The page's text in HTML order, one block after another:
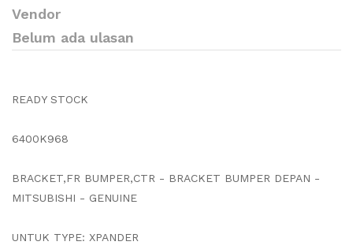
Vendor
Belum ada ulasan
READY STOCK
6400K968
BRACKET,FR BUMPER,CTR - BRACKET BUMPER DEPAN -
MITSUBISHI - GENUINE
UNTUK TYPE: XPANDER